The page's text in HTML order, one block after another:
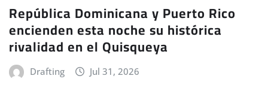
República Dominicana y Puerto Rico
encienden esta noche su histórica
rivalidad en el Quisqueya
Drafting Jul 31, 2026